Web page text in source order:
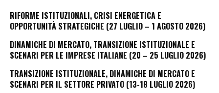
RIFORME ISTITUZIONALI, CRISI ENERGETICA E
OPPORTUNITÀ STRATEGICHE (27 LUGLIO – 1 AGOSTO 2026)
DINAMICHE DI MERCATO, TRANSIZIONE ISTITUZIONALE E
SCENARI PER LE IMPRESE ITALIANE (20 – 25 LUGLIO 2026)
TRANSIZIONE ISTITUZIONALE, DINAMICHE DI MERCATO E
SCENARI PER IL SETTORE PRIVATO (13-18 LUGLIO 2026)